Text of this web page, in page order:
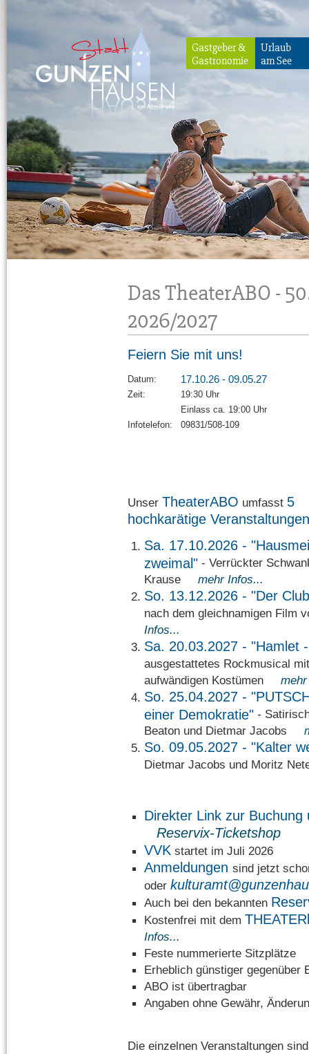
Gunzenhausen
Gastgeber &
Gastronomie
Urlaub
am See
Das TheaterABO -
2026/2027
Feiern Sie mit uns!
Datum: 17.10.26 - 09.05.27
Zeit:
19:30 Uhr
Einlass ca. 19:00 Uhr
Infotelefon: 09831/508-109
Unser TheaterABO umfasst 5
hochkarätige Veranstaltungen
Sa. 17.10.2026 -
zweimal" - Verrückter
Krause mehr Infos...
So. 13.12.2026 - "Der
nach dem gleichnamigen
Infos...
Sa. 20.03.2027 - "Hamlet
ausgestattetes Rockmusical
aufwändigen Kostümen
So. 25.04.2027 -
einer Demokratie" -
Beaton und Dietmar Jacobs
So. 09.05.2027 - "Kalter
Dietmar Jacobs und Moritz
Direkter Link zur
Reservix-Ticketshop
VVK startet im Juli 2026
Anmeldungen sind jetzt
oder
Auch bei den bekannten
Kostenfrei mit dem
Infos...
Feste nummerierte Sitzplätze
Erheblich günstiger gegenüber
ABO ist übertragbar
Angaben ohne Gewähr,
Die einzelnen Veranstaltungen